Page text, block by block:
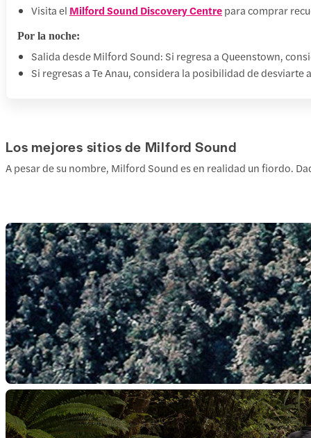
Visita el Milford Sound Discovery Centrepara comprar
Por la noche:
Salida desde Milford Sound: Si regresa a Queenstown,
Si regresas a Te Anau, considera la posibilidad de desviarte
Los mejores sitios de Milford Sound
A pesar de su nombre, Milford Sound es en realidad un fiordo.